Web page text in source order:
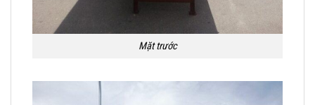
Mặt trước